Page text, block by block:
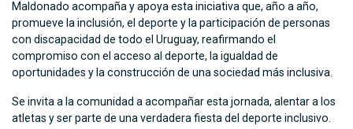
Maldonado acompaña y apoya esta iniciativa que, año a año,
promueve la inclusión, el deporte y la participación de personas
con discapacidad de todo el Uruguay, reafirmando el
compromiso con el acceso al deporte, la igualdad de
oportunidades y la construcción de una sociedad más inclusiva.
Se invita a la comunidad a acompañar esta jornada, alentar a los
atletas y ser parte de una verdadera fiesta del deporte inclusivo.